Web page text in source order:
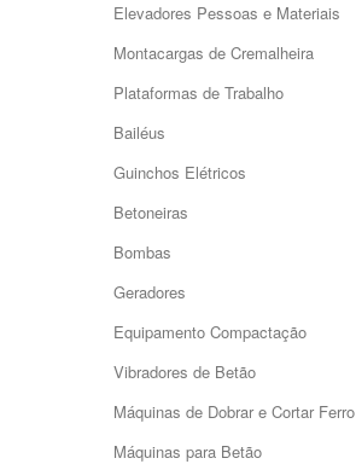
Elevadores Pessoas e Materiais
Montacargas de Cremalheira
Plataformas de Trabalho
Bailéus
Guinchos Elétricos
Betoneiras
Bombas
Geradores
Equipamento Compactação
Vibradores de Betão
Máquinas de Dobrar e Cortar Ferro
Máquinas para Betão